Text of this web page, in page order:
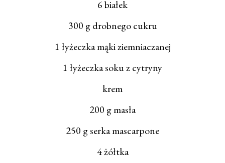
6 białek
300 g drobnego cukru
1 łyżeczka mąki ziemniaczanej
1 łyżeczka soku z cytryny
krem
200 g masła
250 g serka mascarpone
4 żółtka